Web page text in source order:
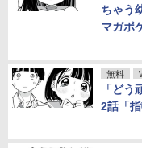
ちゃう
マガポ
無料
「ど
2話「